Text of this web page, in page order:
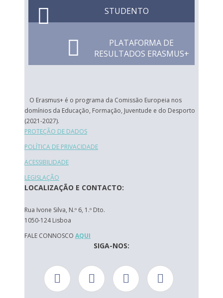
STUDENTO
PLATAFORMA DE
RESULTADOS ERASMUS+
O Erasmus+ é o programa da Comissão Europeia nos
domínios da Educação, Formação, Juventude e do Desporto
(2021-2027).
PROTEÇÃO DE DADOS
POLÍTICA DE PRIVACIDADE
ACESSIBILIDADE
LEGISLAÇÃO
LOCALIZAÇÃO E CONTACTO:
Rua Ivone Silva, N.º 6, 1.º Dto.
1050-124 Lisboa
FALE CONNOSCO AQUI
SIGA-NOS: